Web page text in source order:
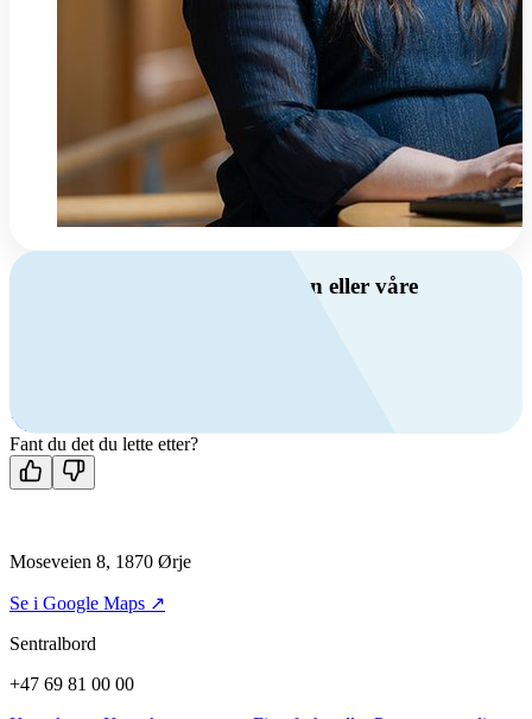
Har du spørsmål om ventilasjon eller våre
Kontakt oss
Fant du det du lette etter?
Moseveien 8, 1870 Ørje
Se i Google Maps ↗
Sentralbord
+47 69 81 00 00